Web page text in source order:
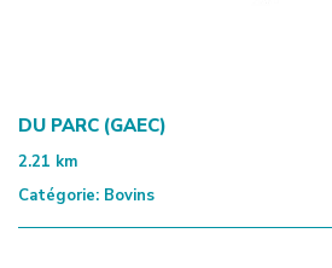
DU PARC (GAEC)
2.21 km
Catégorie: Bovins